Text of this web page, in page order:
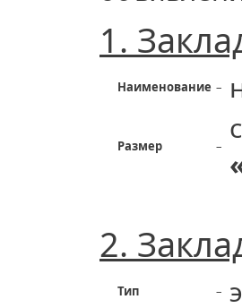
1.
Наименование –
Размер –
2.
Тип –